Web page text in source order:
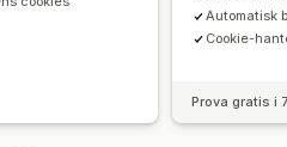
Automatisk
Cookie-
Prova gratis i